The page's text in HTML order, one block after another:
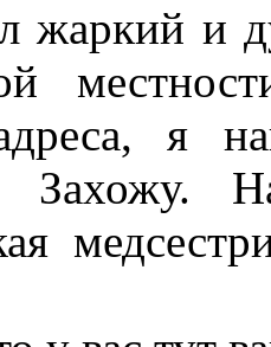
жаркий и
я
Захожу.